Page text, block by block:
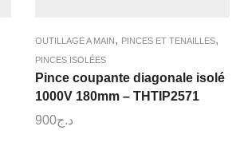
OUTILLAGE A MAIN, PINCES ET TENAILLES,
PINCES ISOLÉES
Pince coupante diagonale isolé
1000V 180mm – THTIP2571
د.ج900